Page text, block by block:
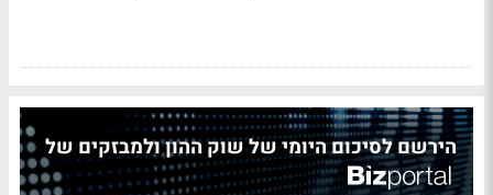
הירשם לסיכום היומי של שוק ההון ולמבזקים של